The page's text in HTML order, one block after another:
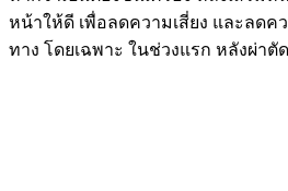
หน้าให้ดี เพื่อลดความเสี่ยง และลดค
ทาง โดยเฉพาะ ในช่วงแรก หลังผ่าตัด